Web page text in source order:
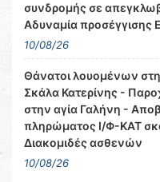
συνδρομής σε
Αδυναμία προσέγγισης
10/08/26
Θάνατοι λουομένων
Σκάλα Κατερίνης -
στην αγία Γαλήνη -
πληρώματος Ι/Φ-ΚΑΤ
Διακομιδές ασθενών
10/08/26